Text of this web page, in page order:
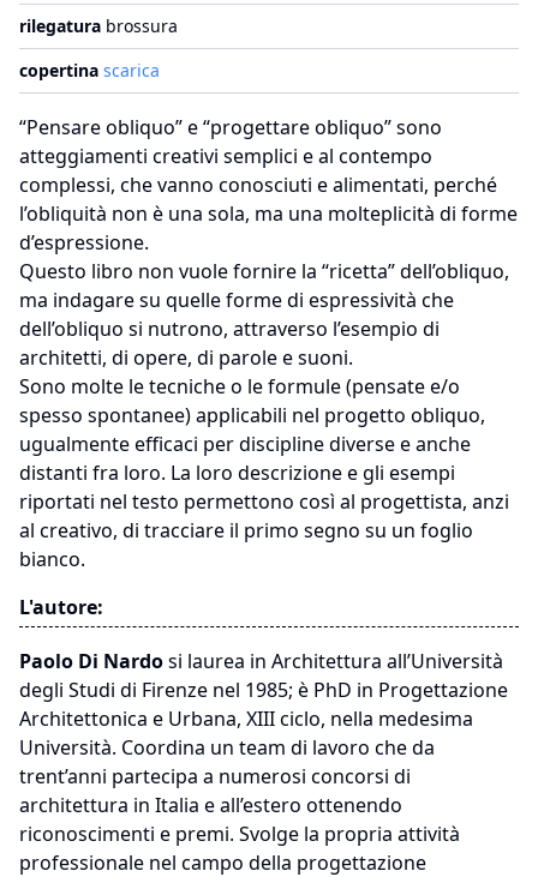
rilegatura brossura
copertina scarica
“Pensare obliquo” e “progettare obliquo” sono
atteggiamenti creativi semplici e al contempo
complessi, che vanno conosciuti e alimentati, perché
l’obliquità non è una sola, ma una molteplicità di forme
d’espressione.
Questo libro non vuole fornire la “ricetta” dell’obliquo,
ma indagare su quelle forme di espressività che
dell’obliquo si nutrono, attraverso l’esempio di
architetti, di opere, di parole e suoni.
Sono molte le tecniche o le formule (pensate e/o
spesso spontanee) applicabili nel progetto obliquo,
ugualmente efficaci per discipline diverse e anche
distanti fra loro. La loro descrizione e gli esempi
riportati nel testo permettono così al progettista, anzi
al creativo, di tracciare il primo segno su un foglio
bianco.
L'autore:
Paolo Di Nardosi laurea in Architettura all’Università
degli Studi di Firenze nel 1985; è PhD in Progettazione
Architettonica e Urbana, XIII ciclo, nella medesima
Università. Coordina un team di lavoro che da
trent’anni partecipa a numerosi concorsi di
architettura in Italia e all’estero ottenendo
riconoscimenti e premi. Svolge la propria attività
professionale nel campo della progettazione